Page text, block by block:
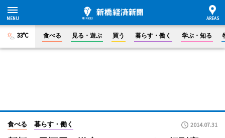
33°C 食べる 見る・遊ぶ 買う 暮らす・働く 学ぶ・知る
食べる 暮らす・働く 2014.07.31